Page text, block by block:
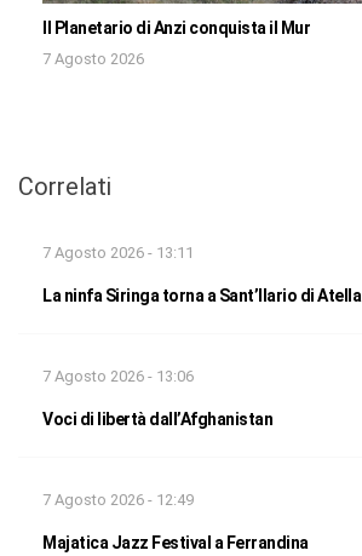
Il Planetario di Anzi conquista il Mur
7 Agosto 2026
Correlati
7 Agosto 2026 - 13:11
La ninfa Siringa torna a Sant’Ilario di Atella
7 Agosto 2026 - 13:06
Voci di libertà dall’Afghanistan
7 Agosto 2026 - 12:49
Majatica Jazz Festival a Ferrandina